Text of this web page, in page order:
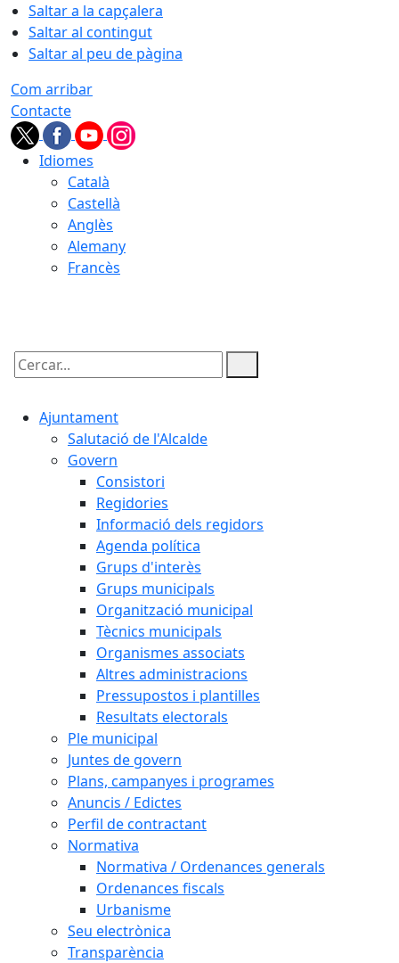
Saltar a la capçalera
Saltar al contingut
Saltar al peu de pàgina
Com arribar
Contacte
Idiomes
Català
Castellà
Anglès
Alemany
Francès
Cercar:
Ajuntament
Salutació de l'Alcalde
Govern
Consistori
Regidories
Informació dels regidors
Agenda política
Grups d'interès
Grups municipals
Organització municipal
Tècnics municipals
Organismes associats
Altres administracions
Pressupostos i plantilles
Resultats electorals
Ple municipal
Juntes de govern
Plans, campanyes i programes
Anuncis / Edictes
Perfil de contractant
Normativa
Normativa / Ordenances generals
Ordenances fiscals
Urbanisme
Seu electrònica
Transparència